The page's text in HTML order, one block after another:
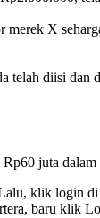
X
telah diisi dan
juta dalam
klik login di
baru klik